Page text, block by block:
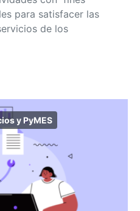
para satisfacer las
de los
y PyMES